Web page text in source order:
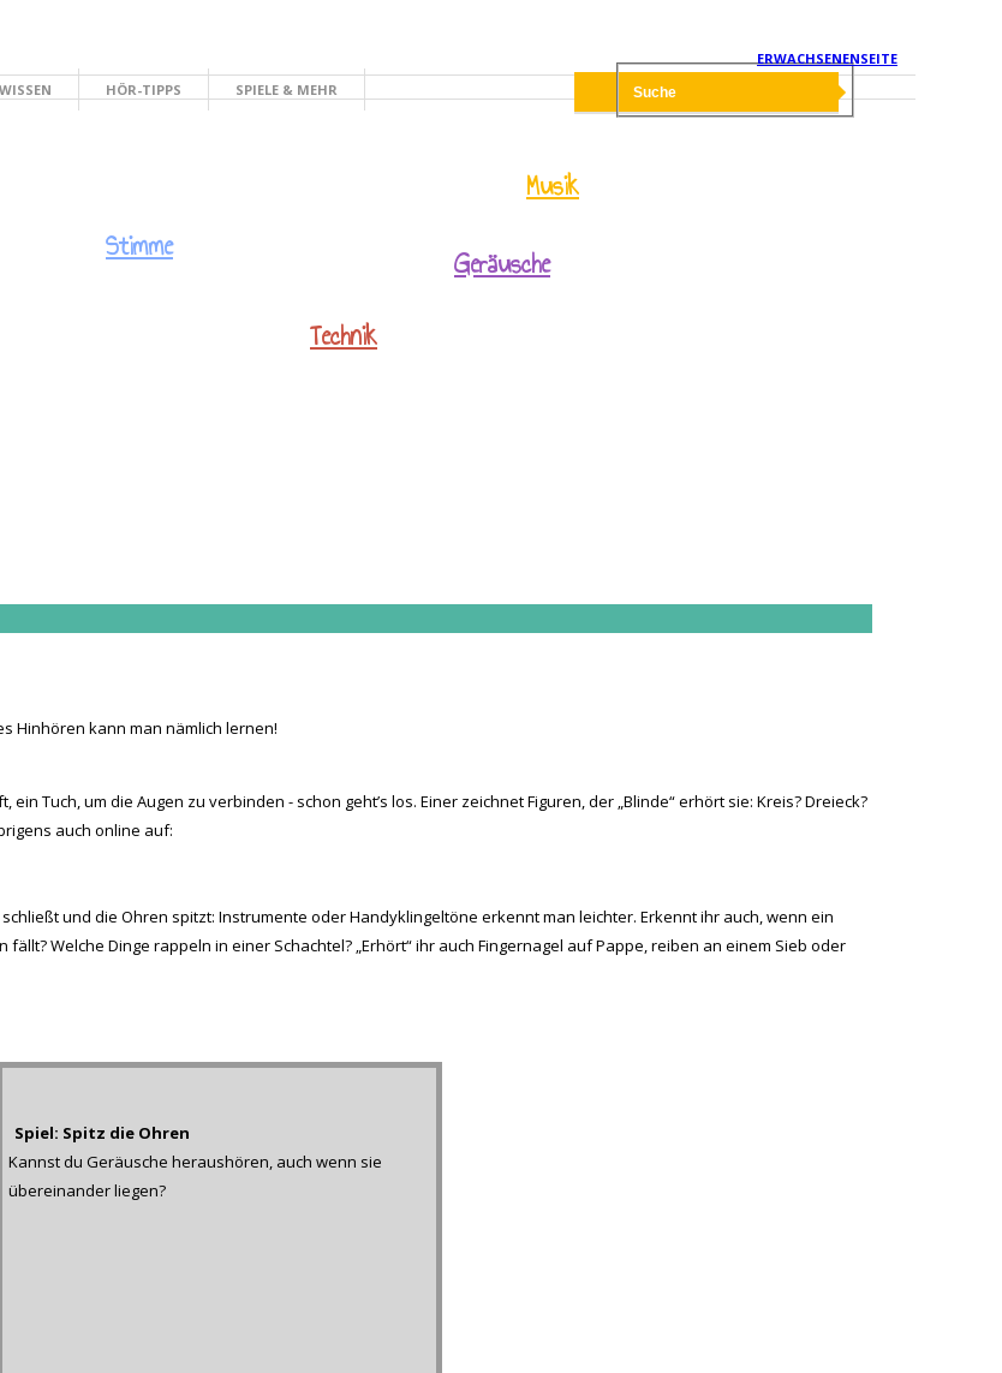
ERWACHSENENSEITE
WISSEN HÖR-TIPPS SPIELE & MEHR
Stimme
Technik
Musik
Geräusche
Hinhören kann man nämlich lernen!
Tuch, um die Augen zu verbinden - schon geht’s los. Einer zeichnet Figuren, der „Blinde“ erhört sie: Kreis? Dreieck?
auch online auf:
und die Ohren spitzt: Instrumente oder Handyklingeltöne erkennt man leichter. Erkennt ihr auch, wenn ein
Welche Dinge rappeln in einer Schachtel? „Erhört“ ihr auch Fingernagel auf Pappe, reiben an einem Sieb oder
Spiel: Spitz die Ohren
Kannst du Geräusche heraushören, auch wenn sie
übereinander liegen?